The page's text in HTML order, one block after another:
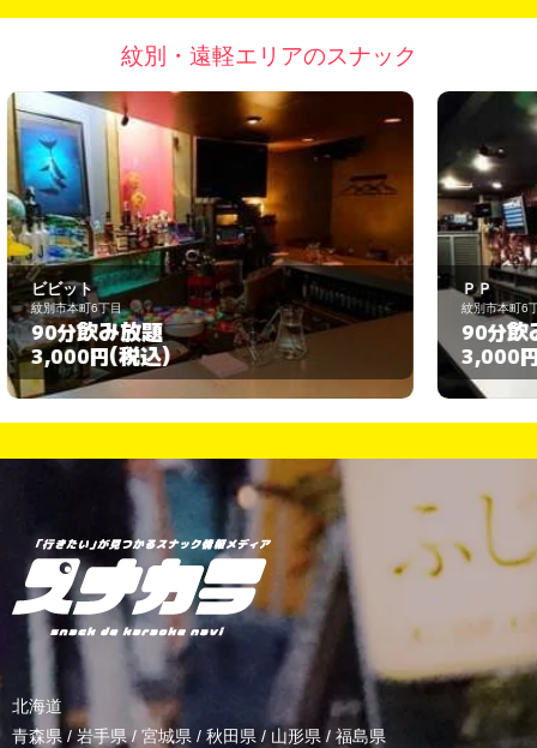
紋別・遠軽エリアのスナック
ＰＰ
紋別市本町6丁目4-20
90分飲み放題
3,000円(税込)
北海道
青森県 / 岩手県/ 宮城県 / 秋田県 / 山形県/ 福島県